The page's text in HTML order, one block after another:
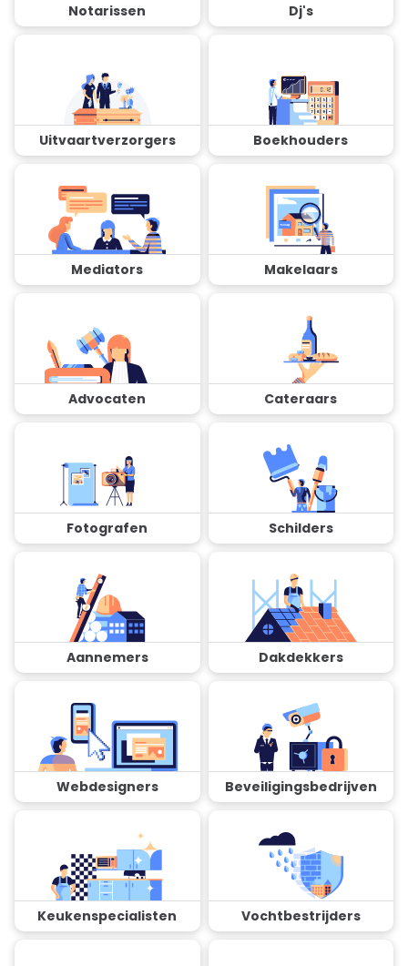
Notarissen Dj's
Uitvaartverzorgers Boekhouders
Mediators Makelaars
Advocaten Cateraars
Fotografen Schilders
Aannemers Dakdekkers
Webdesigners Beveiligingsbedrijven
Keukenspecialisten Vochtbestrijders